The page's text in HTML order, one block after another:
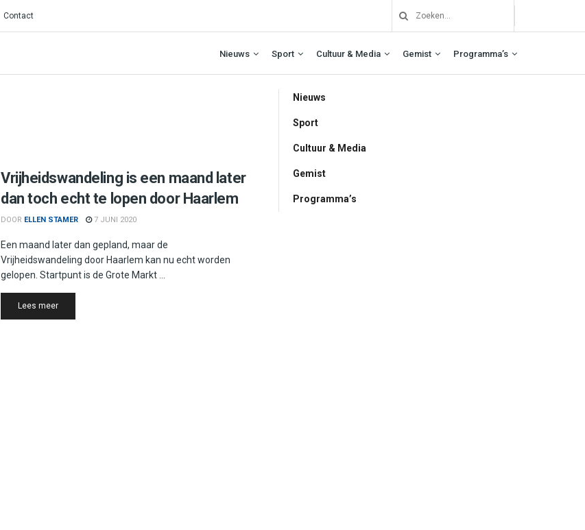
Contact
Nieuws Sport Cultuur & Media Gemist Programma’s
Vrijheidswandeling is een maand later
dan toch echt te lopen door Haarlem
DOOR ELLEN STAMER 7 JUNI 2020
Een maand later dan gepland, maar de
Vrijheidswandeling door Haarlem kan nu echt worden
gelopen. Startpunt is de Grote Markt ...
Lees meerDetails
Nieuws
Sport
Cultuur & Media
Gemist
Programma’s